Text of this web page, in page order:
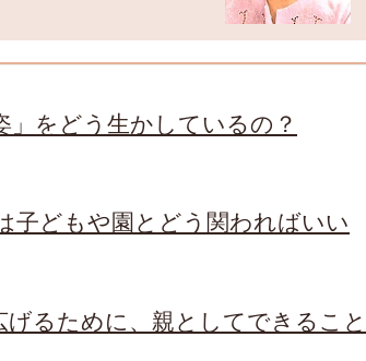
」をどう生かしているの？
子どもや園とどう関わればいい
るために、親としてできること